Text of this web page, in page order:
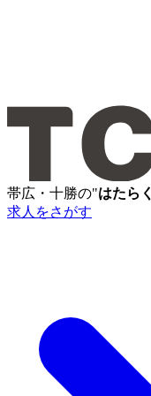
帯広・十勝の"はたらく
求人をさがす